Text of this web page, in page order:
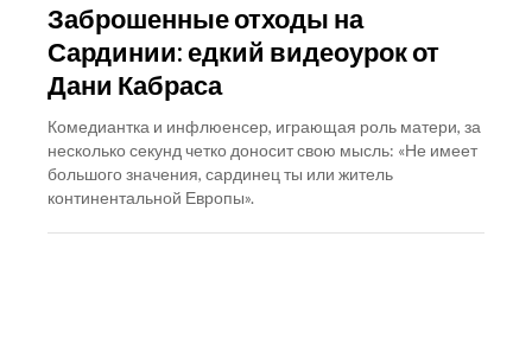
Заброшенные отходы на
Сардинии: едкий видеоурок от
Дани Кабраса
Комедиантка и инфлюенсер, играющая роль матери, за
несколько секунд четко доносит свою мысль: «Не имеет
большого значения, сардинец ты или житель
континентальной Европы».